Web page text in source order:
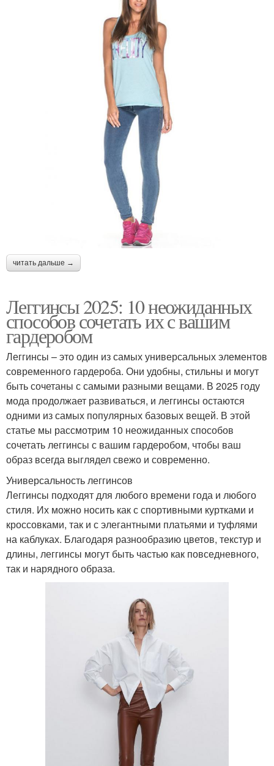
читать дальше →
Леггинсы 2025: 10 неожиданных
способов сочетать их с вашим
гардеробом
Леггинсы – это один из самых универсальных элементов
современного гардероба. Они удобны, стильны и могут
быть сочетаны с самыми разными вещами. В 2025 году
мода продолжает развиваться, и леггинсы остаются
одними из самых популярных базовых вещей. В этой
статье мы рассмотрим 10 неожиданных способов
сочетать леггинсы с вашим гардеробом, чтобы ваш
образ всегда выглядел свежо и современно.
Универсальность леггинсов
Леггинсы подходят для любого времени года и любого
стиля. Их можно носить как с спортивными куртками и
кроссовками, так и с элегантными платьями и туфлями
на каблуках. Благодаря разнообразию цветов, текстур и
длины, леггинсы могут быть частью как повседневного,
так и нарядного образа.